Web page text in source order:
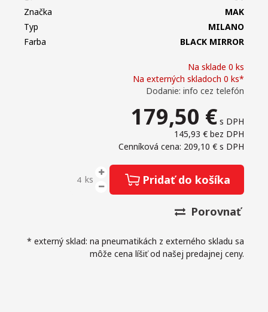
Na sklade 0 ks
Na externých skladoch 0 ks*
Dodanie: info cez telefón
179,50 € s DPH
145,93 € bez DPH
Cenníková cena: 209,10 € s DPH
ks Pridať do košíka
Porovnať
* externý sklad: na pneumatikách z externého skladu sa
môže cena líšiť od našej predajnej ceny.
Značka
MAK
Typ
MILANO
Farba
BLACK MIRROR